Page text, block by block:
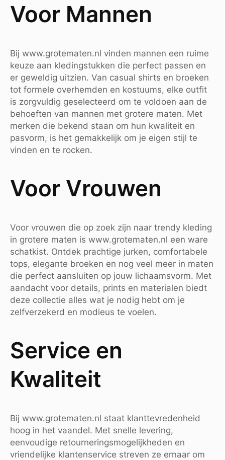
Voor Mannen
Bij www.grotematen.nl vinden mannen een ruime
keuze aan kledingstukken die perfect passen en
er geweldig uitzien. Van casual shirts en broeken
tot formele overhemden en kostuums, elke outfit
is zorgvuldig geselecteerd om te voldoen aan de
behoeften van mannen met grotere maten. Met
merken die bekend staan om hun kwaliteit en
pasvorm, is het gemakkelijk om je eigen stijl te
vinden en te rocken.
Voor Vrouwen
Voor vrouwen die op zoek zijn naar trendy kleding
in grotere maten is www.grotematen.nl een ware
schatkist. Ontdek prachtige jurken, comfortabele
tops, elegante broeken en nog veel meer in maten
die perfect aansluiten op jouw lichaamsvorm. Met
aandacht voor details, prints en materialen biedt
deze collectie alles wat je nodig hebt om je
zelfverzekerd en modieus te voelen.
Service en
Kwaliteit
Bij www.grotematen.nl staat klanttevredenheid
hoog in het vaandel. Met snelle levering,
eenvoudige retourneringsmogelijkheden en
vriendelijke klantenservice streven ze ernaar om